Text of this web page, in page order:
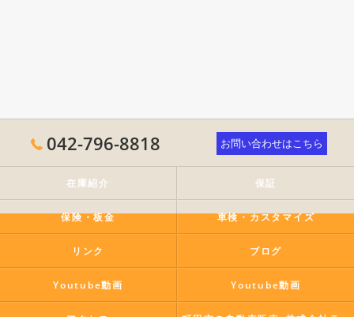
042-796-8818 お問い合わせはこちら
在庫紹介 保証
保険・板金 車検・カスタマイズ
リンク ブログ
Youtube動画 Youtube動画